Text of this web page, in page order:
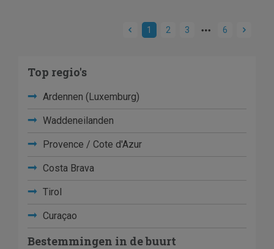
1 2 3 6
Top regio's
Ardennen (Luxemburg)
Waddeneilanden
Provence / Cote d'Azur
Costa Brava
Tirol
Curaçao
Bestemmingen in de buurt